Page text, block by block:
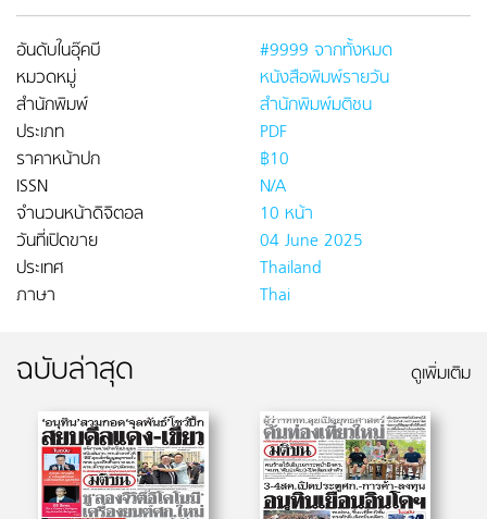
อันดับในอุ๊คบี
#9999 จากทั้งหมด
หมวดหมู่
หนังสือพิมพ์รายวัน
สำนักพิมพ์
สำนักพิมพ์มติชน
ประเภท
PDF
ราคาหน้าปก
฿10
ISSN
N/A
จำนวนหน้าดิจิตอล
10 หน้า
วันที่เปิดขาย
04 June 2025
ประเทศ
Thailand
ภาษา
Thai
ฉบับล่าสุด ดูเพิ่มเติม